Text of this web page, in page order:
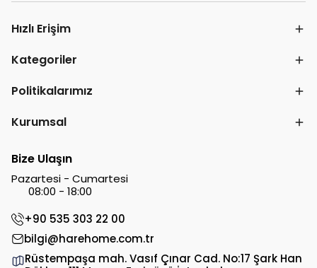
Hızlı Erişim
Kategoriler
Politikalarımız
Kurumsal
Bize Ulaşın
Pazartesi - Cumartesi
08:00 - 18:00
+90 535 303 22 00
bilgi@harehome.com.tr
Rüstempaşa mah. Vasıf Çınar Cad. No:17 Şark Han